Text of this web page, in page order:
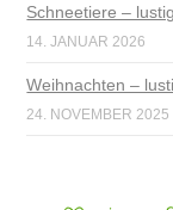
Schneetiere –
14. JANUAR 2026
Weihnachten –
24. NOVEMBER 2025